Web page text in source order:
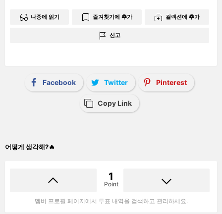
나중에 읽기 즐겨찾기에 추가 컬렉션에 추가
신고
Facebook Twitter Pinterest
Copy Link
어떻게 생각해?🔥
1
Point
멤버 프로필 페이지에서 투표 내역을 검색하고 관리하세요.